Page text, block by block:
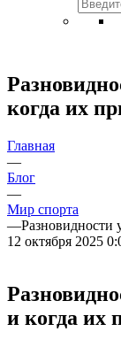
когда их
Главная
—
Блог
—
Мир спорта
—Разновидности
12 октября 2025
и когда их